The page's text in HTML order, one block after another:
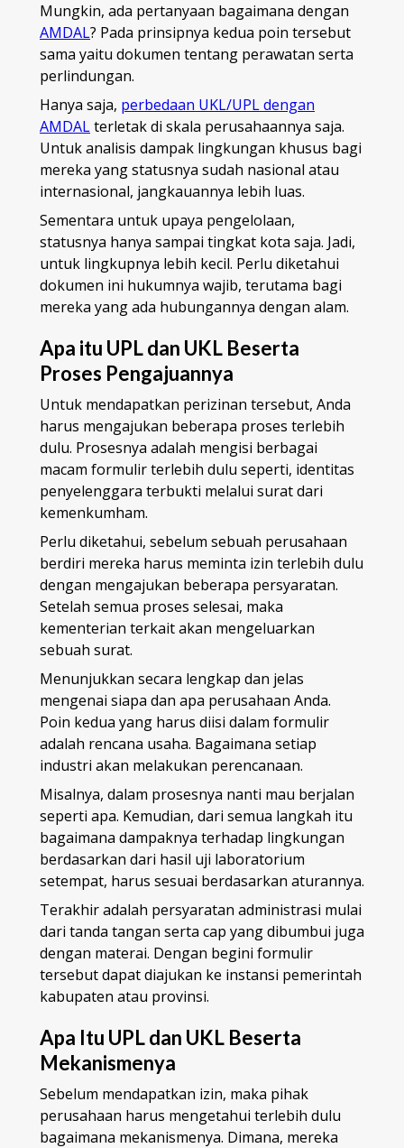
Mungkin, ada pertanyaan bagaimana dengan
AMDAL? Pada prinsipnya kedua poin tersebut
sama yaitu dokumen tentang perawatan serta
perlindungan.
Hanya saja, perbedaan UKL/UPL dengan
AMDALterletak di skala perusahaannya saja.
Untuk analisis dampak lingkungan khusus bagi
mereka yang statusnya sudah nasional atau
internasional, jangkauannya lebih luas.
Sementara untuk upaya pengelolaan,
statusnya hanya sampai tingkat kota saja. Jadi,
untuk lingkupnya lebih kecil. Perlu diketahui
dokumen ini hukumnya wajib, terutama bagi
mereka yang ada hubungannya dengan alam.
Apa itu UPL dan UKL Beserta
Proses Pengajuannya
Untuk mendapatkan perizinan tersebut, Anda
harus mengajukan beberapa proses terlebih
dulu. Prosesnya adalah mengisi berbagai
macam formulir terlebih dulu seperti, identitas
penyelenggara terbukti melalui surat dari
kemenkumham.
Perlu diketahui, sebelum sebuah perusahaan
berdiri mereka harus meminta izin terlebih dulu
dengan mengajukan beberapa persyaratan.
Setelah semua proses selesai, maka
kementerian terkait akan mengeluarkan
sebuah surat.
Menunjukkan secara lengkap dan jelas
mengenai siapa dan apa perusahaan Anda.
Poin kedua yang harus diisi dalam formulir
adalah rencana usaha. Bagaimana setiap
industri akan melakukan perencanaan.
Misalnya, dalam prosesnya nanti mau berjalan
seperti apa. Kemudian, dari semua langkah itu
bagaimana dampaknya terhadap lingkungan
berdasarkan dari hasil uji laboratorium
setempat, harus sesuai berdasarkan aturannya.
Terakhir adalah persyaratan administrasi mulai
dari tanda tangan serta cap yang dibumbui juga
dengan materai. Dengan begini formulir
tersebut dapat diajukan ke instansi pemerintah
kabupaten atau provinsi.
Apa Itu UPL dan UKL Beserta
Mekanismenya
Sebelum mendapatkan izin, maka pihak
perusahaan harus mengetahui terlebih dulu
bagaimana mekanismenya. Dimana, mereka